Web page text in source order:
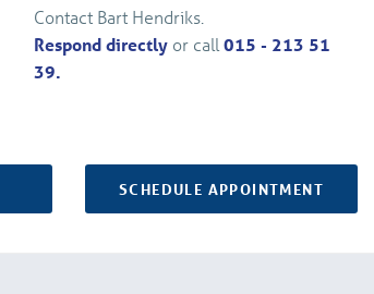
Contact Bart Hendriks.
Respond directly or call015 - 213 51
39.
SCHEDULE APPOINTMENT